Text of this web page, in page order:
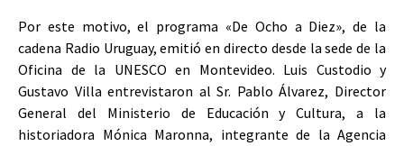
Por este motivo, el programa «De Ocho a Diez», de la
cadena Radio Uruguay, emitió en directo desde la sede de la
Oficina de la UNESCO en Montevideo. Luis Custodio y
Gustavo Villa entrevistaron al Sr. Pablo Álvarez, Director
General del Ministerio de Educación y Cultura, a la
historiadora Mónica Maronna, integrante de la Agencia